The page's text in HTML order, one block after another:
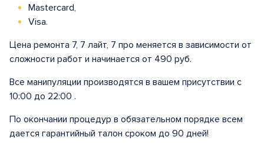
Mastercard,
Visa.
Цена ремонта 7, 7 лайт, 7 про меняется в зависимости от
сложности работ и начинается от 490 руб.
Все манипуляции производятся в вашем присутствии с
10:00 до 22:00 .
По окончании процедур в обязательном порядке всем
дается гарантийный талон сроком до 90 дней!